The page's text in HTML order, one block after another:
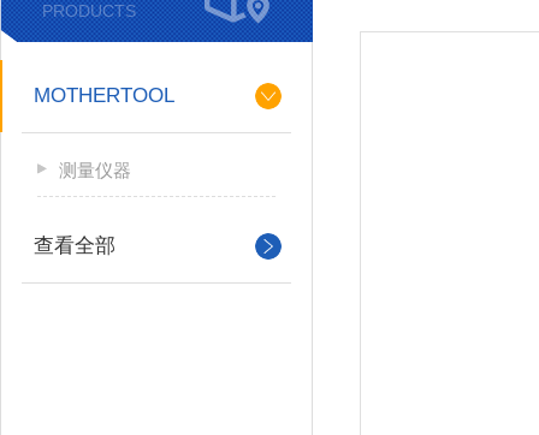
PRODUCTS
MOTHERTOOL
测量仪器
查看全部